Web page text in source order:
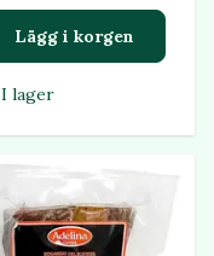
Lägg i korgen
I lager